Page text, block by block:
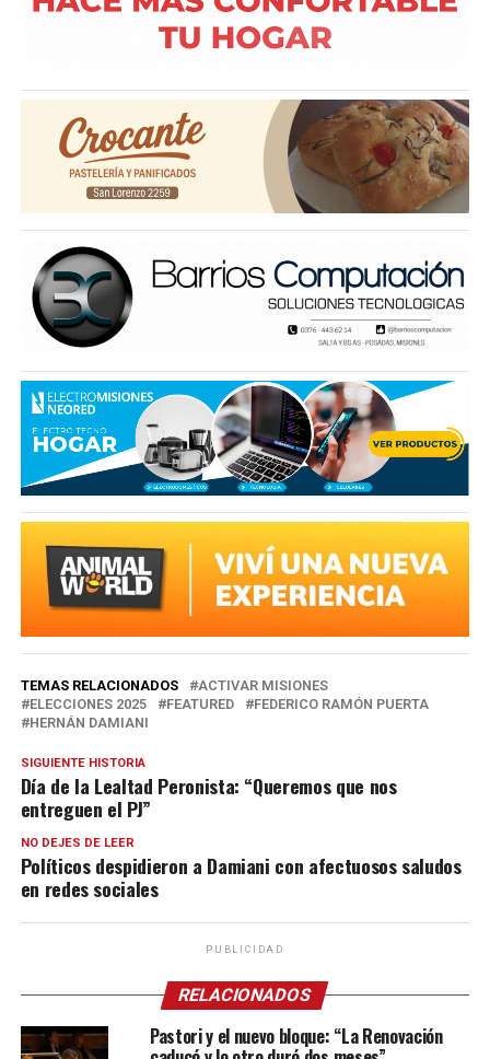
TEMAS RELACIONADOS
ACTIVAR MISIONES
ELECCIONES 2025
FEATURED
FEDERICO RAMÓN PUERTA
HERNÁN DAMIANI
SIGUIENTE HISTORIA
Día de la Lealtad Peronista: “Queremos que nos
entreguen el PJ”
NO DEJES DE LEER
Políticos despidieron a Damiani con afectuosos saludos
en redes sociales
PUBLICIDAD
RELACIONADOS
Pastori y el nuevo bloque: “La Renovación